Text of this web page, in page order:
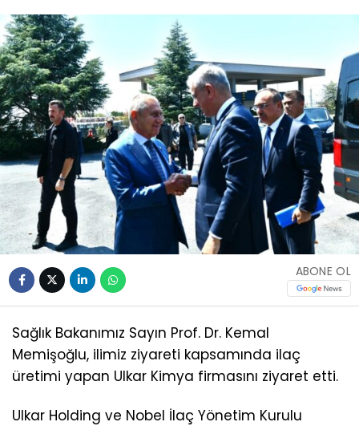
ABONE OL
Sağlık Bakanımız Sayın Prof. Dr. Kemal
Memişoğlu, ilimiz ziyareti kapsamında ilaç
üretimi yapan Ulkar Kimya firmasını ziyaret etti.
Ulkar Holding ve Nobel İlaç Yönetim Kurulu